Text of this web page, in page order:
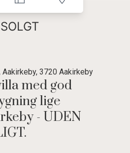
SOLGT
3720 Aakirkeby
med god
lige
- UDEN